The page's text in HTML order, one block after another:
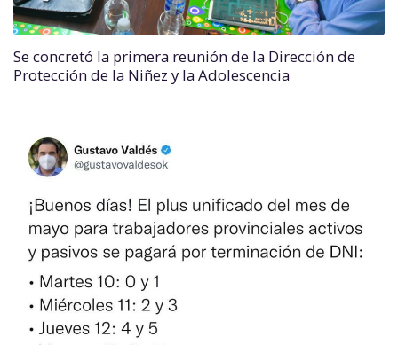
Se concretó la primera reunión de la Dirección de
Protección de la Niñez y la Adolescencia